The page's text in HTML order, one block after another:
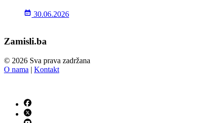
30.06.2026
Zamisli.ba
© 2026 Sva prava zadržana
O nama | Kontakt